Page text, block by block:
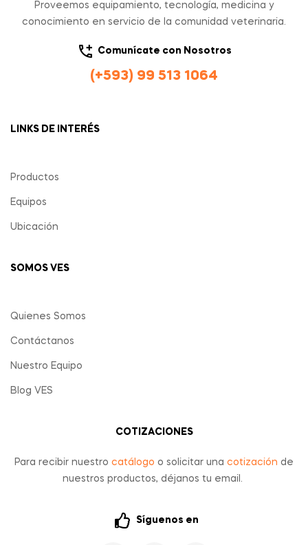
Proveemos equipamiento, tecnología, medicina y
conocimiento en servicio de la comunidad veterinaria.
Comunícate con Nosotros
(+593) 99 513 1064
LINKS DE INTERÉS
Productos
Equipos
Ubicación
SOMOS VES
Quienes Somos
Contáctanos
Nuestro Equipo
Blog VES
COTIZACIONES
Para recibir nuestro catálogo o solicitar una cotización de
nuestros productos, déjanos tu email.
Síguenos en